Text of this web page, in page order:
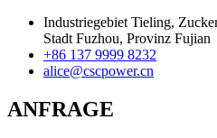
Industriegebiet Tieling,
Stadt Fuzhou, Provinz Fujian
+86 137 9999 8232
alice@cscpower.cn
ANFRAGE